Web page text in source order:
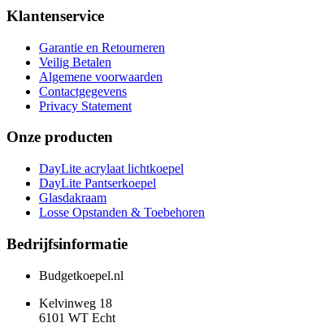
Klantenservice
Garantie en Retourneren
Veilig Betalen
Algemene voorwaarden
Contactgegevens
Privacy Statement
Onze producten
DayLite acrylaat lichtkoepel
DayLite Pantserkoepel
Glasdakraam
Losse Opstanden & Toebehoren
Bedrijfsinformatie
Budgetkoepel.nl
Kelvinweg 18
6101 WT Echt